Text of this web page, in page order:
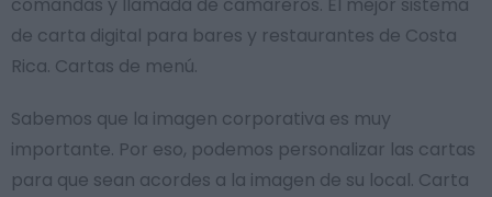
de carta digital para bares y restaurantes de Costa
Rica. Cartas de menú.
Sabemos que la imagen corporativa es muy
importante. Por eso, podemos personalizar las cartas
para que sean acordes a la imagen de su local. Carta